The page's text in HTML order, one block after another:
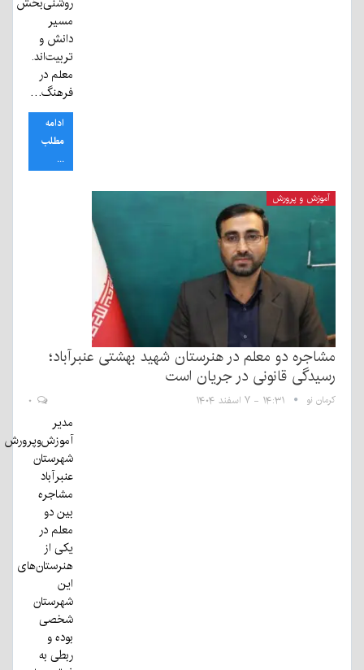
مسیر
دانش و
تربیت‌اند.
معلم در
فرهنگ…
ادامه
مطلب
...
آموزش و پرورش
مشاجره دو معلم در هنرستان شهید بهشتی عنبرآباد؛
رسیدگی قانونی در جریان است
کرمان نو ۱۴:۳۱ - ۷ اسفند ۱۴۰۴
مدیر
آموزش‌وپرورش
شهرستان
عنبرآباد
مشاجره
بین دو
معلم در
یکی از
هنرستان‌های
این
شهرستان
شخصی
بوده و
ربطی به